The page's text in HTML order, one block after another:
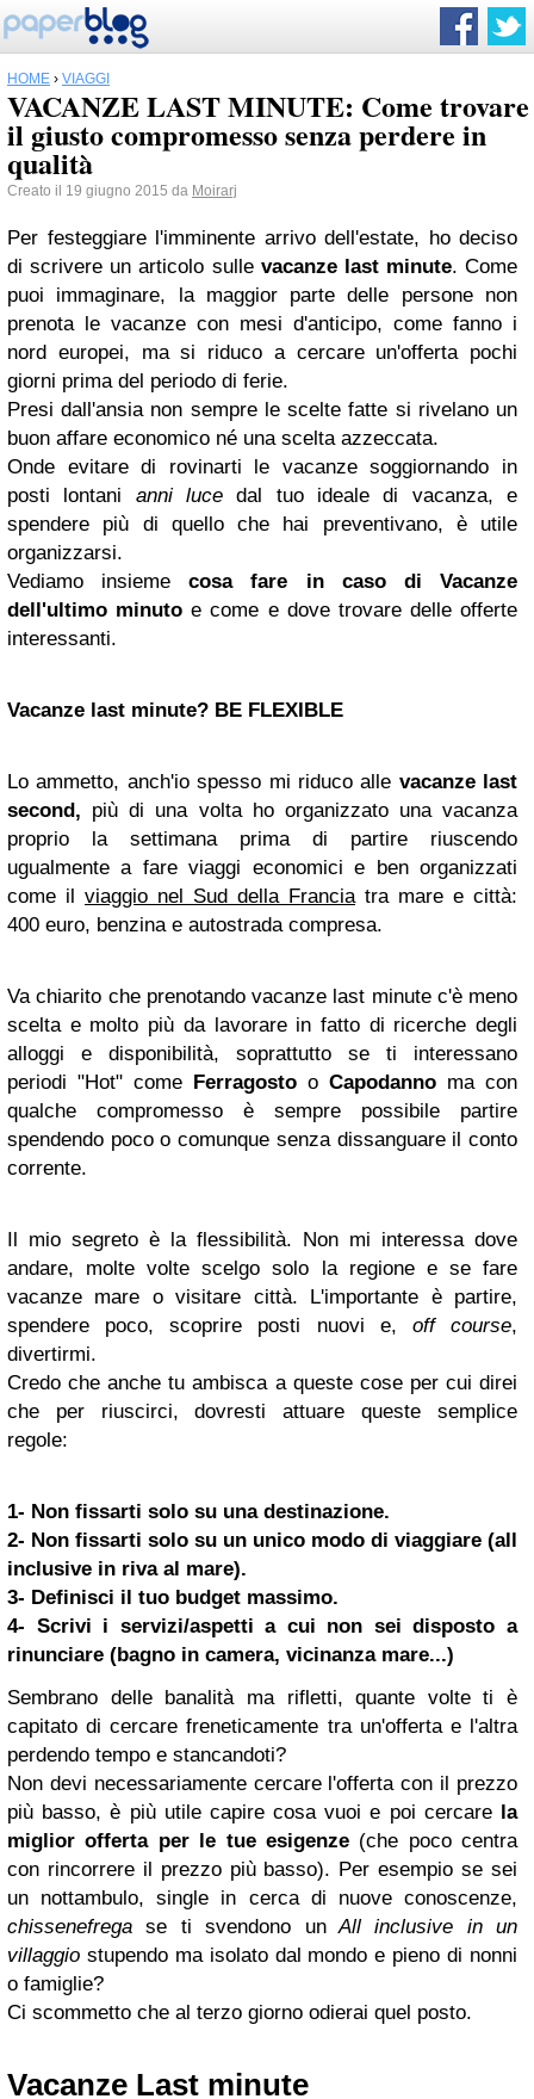
HOME › VIAGGI
VACANZE LAST MINUTE: Come trovare
il giusto compromesso senza perdere in
qualità
Creato il 19 giugno 2015 da Moirarj
Per festeggiare l'imminente arrivo dell'estate, ho deciso
di scrivere un articolo sulle vacanze last minute. Come
puoi immaginare, la maggior parte delle persone non
prenota le vacanze con mesi d'anticipo, come fanno i
nord europei, ma si riduco a cercare un'offerta pochi
giorni prima del periodo di ferie.
Presi dall'ansia non sempre le scelte fatte si rivelano un
buon affare economico né una scelta azzeccata.
Onde evitare di rovinarti le vacanze soggiornando in
posti lontani anni luce dal tuo ideale di vacanza, e
spendere più di quello che hai preventivano, è utile
organizzarsi.
Vediamo insiemecosa fare in caso di Vacanze
dell'ultimo minuto e come e dove trovare delle offerte
interessanti.
Vacanze last minute? BE FLEXIBLE
Lo ammetto, anch'io spesso mi riduco alle vacanze last
second, più di una volta ho organizzato una vacanza
proprio la settimana prima di partire riuscendo
ugualmente a fare viaggi economici e ben organizzati
come il viaggio nel Sud della Franciatra mare e città:
400 euro, benzina e autostrada compresa.
Va chiarito che prenotando vacanze last minute c'è meno
scelta e molto più da lavorare in fatto di ricerche degli
alloggi e disponibilità, soprattutto se ti interessano
periodi "Hot" come Ferragosto o Capodanno ma con
qualche compromesso è sempre possibile partire
spendendo poco o comunque senza dissanguare il conto
corrente.
Il mio segreto è la flessibilità. Non mi interessa dove
andare, molte volte scelgo solo la regione e se fare
vacanze mare o visitare città. L'importante è partire,
spendere poco, scoprire posti nuovi e, off course,
divertirmi.
Credo che anche tu ambisca a queste cose per cui direi
che per riuscirci, dovresti attuare queste semplice
regole:
1- Non fissarti solo su una destinazione.
2- Non fissarti solo su un unico modo di viaggiare (all
inclusive in riva al mare).
3- Definisci il tuo budget massimo.
4- Scrivi i servizi/aspetti a cui non sei disposto a
rinunciare (bagno in camera, vicinanza mare...)
Sembrano delle banalità ma rifletti, quante volte ti è
capitato di cercare freneticamente tra un'offerta e l'altra
perdendo tempo e stancandoti?
Non devi necessariamente cercare l'offerta con il prezzo
più basso, è più utile capire cosa vuoi e poi cercare la
miglior offerta per le tue esigenze (che poco centra
con rincorrere il prezzo più basso). Per esempio se sei
un nottambulo, single in cerca di nuove conoscenze,
chissenefrega se ti svendono unAll inclusive in un
villaggio stupendo ma isolato dal mondo e pieno di nonni
o famiglie?
Ci scommetto che al terzo giorno odierai quel posto.
Vacanze Last minute